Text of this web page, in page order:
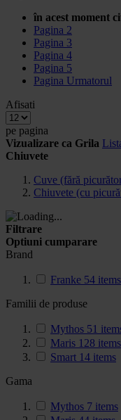
în acest moment
Pagina 2
Pagina 3
Pagina 4
Pagina 5
Pagina Urmatorul
Afisati
pe pagina
Vizualizare ca Grila
Chiuvete
Cuve (fără
Chiuvete (cu
Filtrare
Optiuni cumparare
Brand
Franke 54 items
Familii de produse
Mythos 51
Maris 128 items
Smart 14 items
Gama
Mythos 7 items